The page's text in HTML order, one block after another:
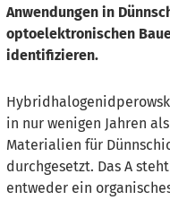
Anwendungen in
optoelektronischen
identifizieren.
in nur wenigen Jahren
Materialien für
durchgesetzt. Das A
entweder ein